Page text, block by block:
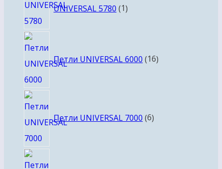
UNIVERSAL 5780 1товар
Петли UNIVERSAL 6000 16товаров
Петли UNIVERSAL 7000 6товаров